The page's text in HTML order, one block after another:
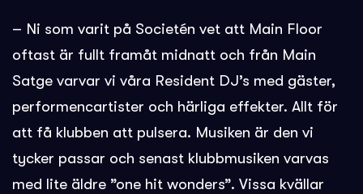
– Ni som varit på Societén vet att Main Floor
oftast är fullt framåt midnatt och från Main
Satge varvar vi våra Resident DJ’s med gäster,
performencartister och härliga effekter. Allt för
att få klubben att pulsera. Musiken är den vi
tycker passar och senast klubbmusiken varvas
med lite äldre ”one hit wonders”. Vissa kvällar